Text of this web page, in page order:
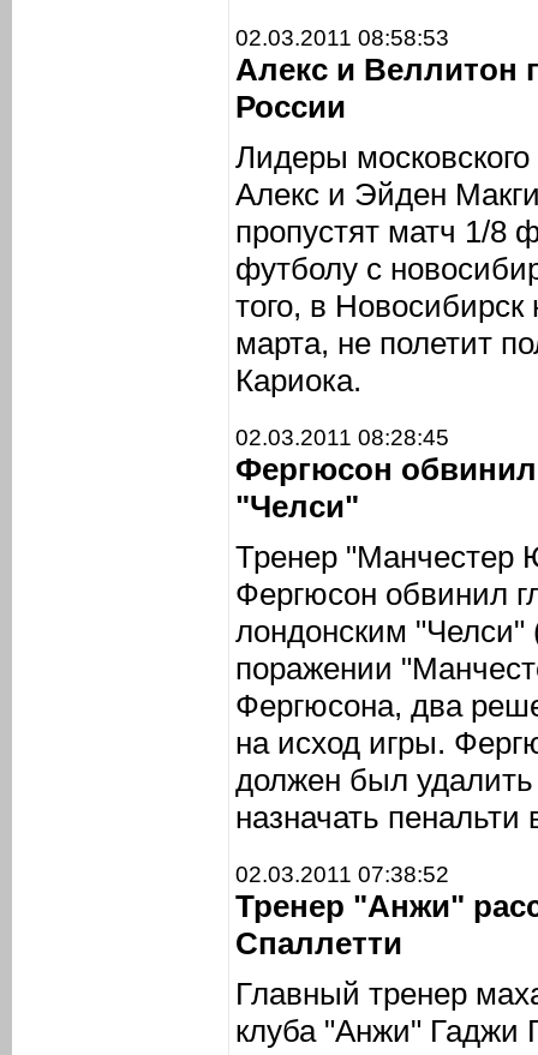
02.03.2011 08:58:53
Алекс и Веллитон
России
Лидеры
Алекс и Эйден
пропустят матч 1/8
футболу с
того, в Новосибирск
марта, не полетит
Кариока.
02.03.2011 08:28:45
Фергюсон
"Челси"
Тренер "Манчестер
Фергюсон обвинил
лондонским "Челси"
поражении
Фергюсона, два
на исход игры.
должен был
назначать
02.03.2011 07:38:52
Тренер "Анжи"
Спаллетти
Главный тренер
клуба "Анжи" Гаджи